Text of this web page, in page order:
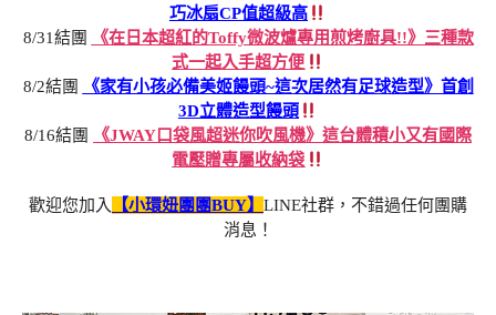
巧冰扇CP值超級高
8/31結團
《在日本超紅的Toffy微波爐專用煎烤廚具!!》三種款
式一起入手超方便
8/2結團
《家有小孩必備美姬饅頭~這次居然有足球造型》首創
3D立體造型饅頭
8/16結團
《JWAY口袋風超迷你吹風機》這台體積小又有國際
電壓贈專屬收納袋
歡迎您加入 【小環妞團團BUY】 LINE社群，不錯過任何團購
消息！